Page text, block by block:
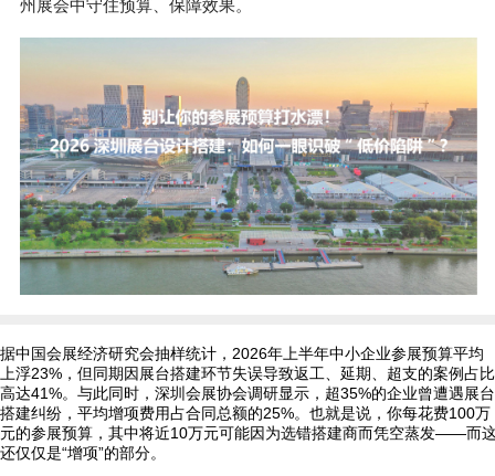
州展会中守住预算、保障效果。
据中国会展经济研究会抽样统计，2026年上半年中小企业参展预算平均
上浮23%，但同期因展台搭建环节失误导致返工、延期、超支的案例占比
高达41%。与此同时，深圳会展协会调研显示，超35%的企业曾遭遇展台
搭建纠纷，平均增项费用占合同总额的25%。也就是说，你每花费100万
元的参展预算，其中将近10万元可能因为选错搭建商而凭空蒸发——而
还仅仅是“增项”的部分。